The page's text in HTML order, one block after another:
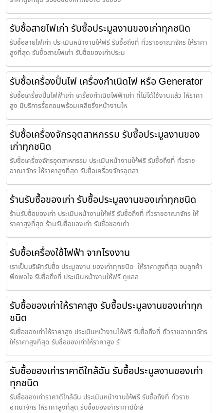
รับซื้อสายไฟเก่า รับซื้อประมูลงานของเก่าทุกชนิด
รับซื้อสายไฟเก่า ประเมินหน้างานให้ฟรี รับซื้อถึงที่ ทั่วราชอาณาจักร ให้ราคา
สูงที่สุด รับซื้อสายไฟเก่า รับซื้อของเก่าประม
รับซื้อเครื่องปั่นไฟ เครื่องกำเนิดไฟ หรือ Generator
รับซื้อเครื่องปั่นไฟฟ้าเก่า เครื่องกำเนิดไฟฟ้าเก่า ที่ไม่ได้ใช้งานแล้ว ให้ราคา
สูง มีบริการรื้อถอนพร้อมเคลียริ่งหน้างานให
รับซื้อเครื่องจักรอุตสาหกรรม รับซื้อประมูลงานของ
เก่าทุกชนิด
รับซื้อเครื่องจักรอุตสาหกรรม ประเมินหน้างานให้ฟรี รับซื้อถึงที่ ทั่วราช
อาณาจักร ให้ราคาสูงที่สุด รับซื้อเครื่องจักรอุตสา
ร้านรับซื้อของเก่า รับซื้อประมูลงานของเก่าทุกชนิด
ร้านรับซื้อของเก่า ประเมินหน้างานให้ฟรี รับซื้อถึงที่ ทั่วราชอาณาจักร ให้
ราคาสูงที่สุด ร้านรับซื้อของเก่า รับซื้อของเก่า
รับซื้อเครื่องใช้ไฟฟ้า จากโรงงาน
เราเป็นบริษัทรับซื้อ ประมูลงาน ของเก่าทุกชนิด ให้ราคาสูงที่สุด จนลูกค้า
พึงพอใจ รับซื้อถึงที่ ประเมินหน้างานให้ฟรี ดูแลล
รับซื้อของเก่าให้ราคาสูง รับซื้อประมูลงานของเก่าทุก
ชนิด
รับซื้อของเก่าให้ราคาสูง ประเมินหน้างานให้ฟรี รับซื้อถึงที่ ทั่วราชอาณาจักร
ให้ราคาสูงที่สุด รับซื้อของเก่าให้ราคาสูง รั
รับซื้อของเก่าราคาดีใกล้ฉัน รับซื้อประมูลงานของเก่า
ทุกชนิด
รับซื้อของเก่าราคาดีใกล้ฉัน ประเมินหน้างานให้ฟรี รับซื้อถึงที่ ทั่วราช
อาณาจักร ให้ราคาสูงที่สุด รับซื้อของเก่าราคาดีใกล้